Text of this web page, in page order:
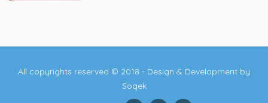
All copyrights reserved © 2018 - Design & Development by
Soqek